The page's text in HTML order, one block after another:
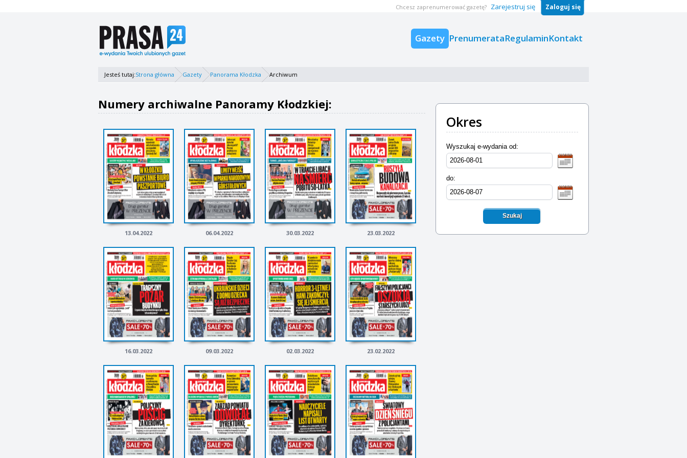
Gazety PrenumerataRegulaminKontakt
Chcesz zaprenumerować gazetę? Zarejestruj się Zaloguj się
Jesteś tutaj:Strona główna Gazety Panorama Kłodzka Archiwum
Okres
Wyszukaj e-wydania od:
do:
Szukaj
Numery archiwalne Panoramy Kłodzkiej:
13.04.2022 06.04.2022 30.03.2022 23.03.2022
16.03.2022 09.03.2022 02.03.2022 23.02.2022